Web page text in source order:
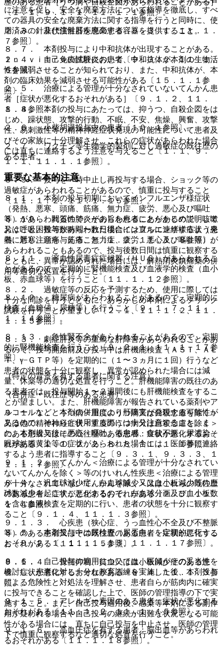
に注意を促し、安全な廃棄方法について指導を徹底し、すべ
ての器具の安全な廃棄方法に関する指導を行うと同時に、使
用済みの針及び注射器を廃棄する容器を提供すること。
８．７． 本剤投与により中和抗体が出現することがある。
Ｉｎ ｖｉｔｒｏの試験において、中和抗体が本剤の生物活
性を減弱させることが知られており、また、中和抗体が、本
剤の臨床効果を減弱させる可能性がある〔１５．１．１参
照〕。
８．８． 本剤の投与にあたっては、抑うつ、自殺企図をは
じめ、躁状態、攻撃的行動、不眠、不安、焦燥、興奮、攻撃
性、易刺激性等の精神神経症状発現の可能性について患者及
びその家族に十分理解させ、これらの症状があらわれた場合
には直ちに連絡するよう注意を与えること〔１．１、９．
１．１、１１．１．１参照〕。
８．９． 投与を一時中止し再投与する場合、ショック等の
過敏症があらわれることがあるので、慎重に投与すること
〔１１．１．２、１１．１．１５参照〕。
８．１０． 間質性肺炎があらわれることがあるので、咳嗽
又は呼吸困難等があらわれた場合には直ちに連絡するよう患
者に対し注意を与えること〔１．２、１１．１．８参照〕。
８．１１． 溶血性尿毒症症候群（ＨＵＳ）があらわれるこ
とがあるので、定期的に腎機能検査及び血液学的検査（血小
板、赤血球等）を行うこと〔１１．１．１２参照〕。
８．１２． 糖尿病があらわれることがあるので、定期的に
検査（血糖値、尿糖等）を行うこと〔９．１．７、１１．
１．１４参照〕。
８．１３． 急性腎不全があらわれることがあるので、定期
的に腎機能検査を行うこと〔９．２．１、１１．１．１７参
照〕。
（特定の背景を有する患者に関する注意）
（合併症・既往歴等のある患者）
９．１．１． うつ病＜重度のうつ病又は自殺念慮を除く＞
又は他の精神神経症状＜重度のうつ病又は自殺念慮を除く＞
のある患者又はその既往歴のある患者：症状が悪化するおそ
れがある〔１．１、２．２、８．８、１１．１．１参照〕。
９．１．２． てんかん＜治療による管理が十分なされてい
ないてんかんを除く＞等のけいれん性疾患＜治療による管理
が十分なされていないてんかんを除く＞又はこれらの既往歴
のある患者：症状が悪化するおそれがある〔２．５、１１．
１．４参照〕。
９．１．３． 心疾患（狭心症、うっ血性心不全及び不整脈
等）のある患者又はその既往歴のある患者：症状が悪化する
おそれがある〔１１．１．５参照〕。
９．１．４． 骨髄抑制、貧血又は血小板減少症のある患
者：症状が悪化するおそれがある〔８．４、１１．１．３参
照〕。
９．１．５． アレルギー素因のある患者：症状が悪化する
おそれがある〔１１．１．２、１１．１．１５参照〕。
９．１．６． 高血圧症を有する患者：脳出血等があらわれ
るおそれがある〔１１．１．１８参照〕。
〔１．１、９．１．１、１１．１．１参照〕。
２．３． 非代償性肝疾患の患者〔９．３．１、１１．１．
７参照〕。
２．４． 自己免疫性肝炎の患者〔９．３．２、１１．１．
６参照〕。
２．５． 治療による管理が十分なされていないてんかん患
者［症状が悪化するおそれがある］〔９．１．２、１１．
１．４参照〕。
２．６． 小柴胡湯投与中の患者〔１０．１参照〕。
２．７． ワクチン等生物学的製剤に対し過敏症の既往歴の
ある患者。
重要な基本的注意
８．１． 本剤の投与初期においてインフルエンザ様症状
（発熱、悪寒、頭痛、筋痛、無力症、疲労、悪心及び嘔吐
等）があらわれるので、その旨を患者にあらかじめ説明して
おくこと。投与数時間〜数日後にインフルエンザ様症状（発
熱、悪寒、頭痛、筋痛、無力症、疲労、悪心及び嘔吐等）が
あらわれることもあるので、投与後数日間は慎重に観察する
とともに、異常が認められた場合には、解熱消炎鎮痛薬の併
用等適切な処置を行うこと。
８．２． 過敏症等の反応を予測するため、使用に際しては
十分な問診を行うとともに、あらかじめ本剤によるプリック
試験を行うことが望ましい〔２．１、１１．１．２、１１．
１．１５参照〕。
８．３． 劇症肝炎等の重篤な肝障害があらわれることがあ
るので、投与開始前及び投与中は肝機能検査（ＡＳＴ、ＡＬ
Ｔ、γ−ＧＴＰ等）を定期的に（１〜３ヵ月に１回）行うなど
患者の状態を十分に観察し、異常が認められた場合には減
量、休薬等の適切な処置を行うこと。肝機能障害の既往のあ
る患者では、投与開始１〜２週間後にも肝機能検査をするこ
とが望ましい。また、肝機能障害が報告されている薬剤やア
ルコールなどと本剤の併用により肝障害が発現する可能性が
あるので、それらと併用する際には十分注意すること。ま
た、本剤投与後に悪心・嘔吐、倦怠感、食欲不振、尿濃染、
眼球結膜黄染等の症状があらわれた場合には、医師等に連絡
するよう患者に指導すること〔９．３．１、９．３．３、１
１．１．７参照〕。
８．４． 汎血球減少症、白血球減少又は血小板減少等の血
球数減少を起こすことがあるので、白血球分画及び血小板数
を含む血液検査を定期的に行い、患者の状態を十分に観察す
ること〔９．１．４、１１．１．３参照〕。
８．５． 本剤投与中は尿検査（尿蛋白）を定期的に行うこ
と〔９．２．１、１１．１．１３、１１．１．１７参照〕。
８．６． 自己投与の適用については、医師がその妥当性を
検討し、患者に対し十分な教育訓練を実施した後、本剤投与
による危険性と対処法を理解させ、患者自らが筋肉内に確実
に投与できることを確認した上で、医師の管理指導の下で実
施すること。また、自己投与適用後、感染等本剤による副作
用が疑われる場合や自己投与の継続が困難な状況となる可能
性がある場合には、直ちに自己投与を中止させ、医師の管理
下で慎重に観察するなど適切な処置を行うこと。